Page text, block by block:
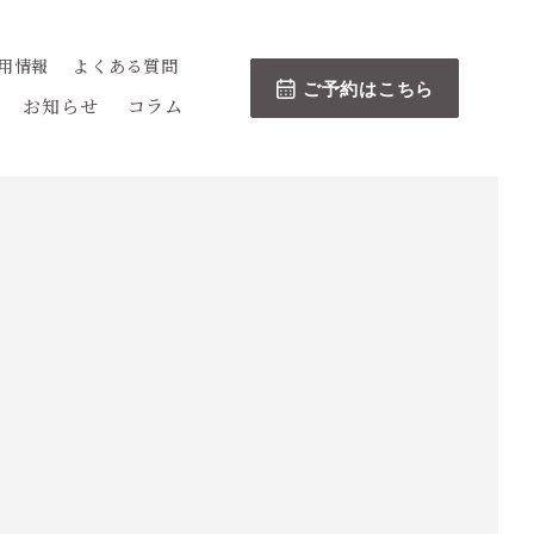
情報 よくある質問
お知らせ コラム
ご予約はこちら